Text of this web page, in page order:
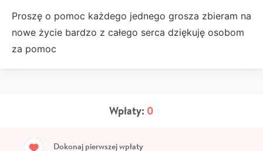
Proszę o pomoc każdego jednego grosza zbieram na
nowe życie bardzo z całego serca dziękuję osobom
za pomoc
Wpłaty: 0
Dokonaj pierwszej wpłaty